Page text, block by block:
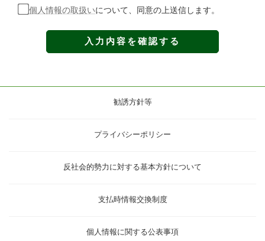
個人情報の取扱いについて、同意の上送信します。
勧誘方針等
プライバシーポリシー
反社会的勢力に対する基本方針について
支払時情報交換制度
個人情報に関する公表事項